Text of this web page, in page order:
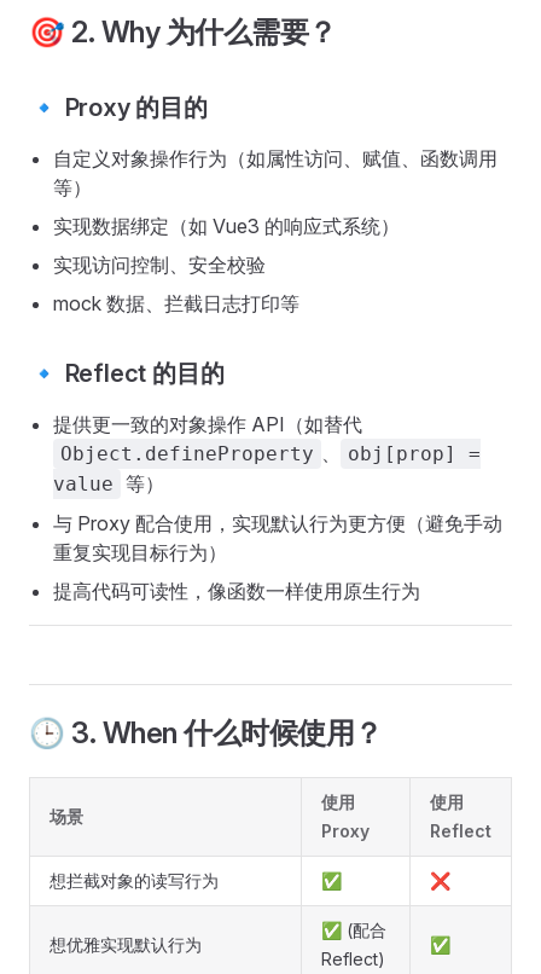
🎯 2. Why 为什么需要？
🔹 Proxy 的目的
自定义对象操作行为（如属性访问、赋值、函数调用
等）
实现数据绑定（如 Vue3 的响应式系统）
实现访问控制、安全校验
mock 数据、拦截日志打印等
🔹 Reflect 的目的
提供更一致的对象操作 API（如替代
Object.defineProperty 、
obj[prop] =
value 等）
与 Proxy 配合使用，实现默认行为更方便（避免手动
重复实现目标行为）
提高代码可读性，像函数一样使用原生行为
🕒 3. When 什么时候使用？
场景
使用
Proxy
使用
Reflect
想拦截对象的读写行为 ✅ ❌
想优雅实现默认行为
✅ (配合
Reflect)
✅